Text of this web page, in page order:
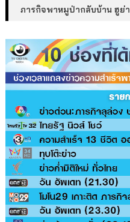
ภารกิจพาหมูป่ากลับบ้าน ฮูย่า